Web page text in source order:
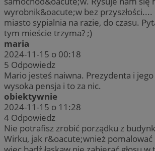
wyrobnik&oacute;w bez
miasto sypialnia na razie, do czasu.
tym mieście trzyma? ;)
maria
2024-11-15 o 00:18
5 Odpowiedz
Mario jesteś naiwna. Prezydenta i
wysoka pensja i to za nic.
obiektywnie
2024-11-15 o 11:28
4 Odpowiedz
Nie potrafisz zrobić porządku z
Wirku, jak r&oacute;wnież pomalować